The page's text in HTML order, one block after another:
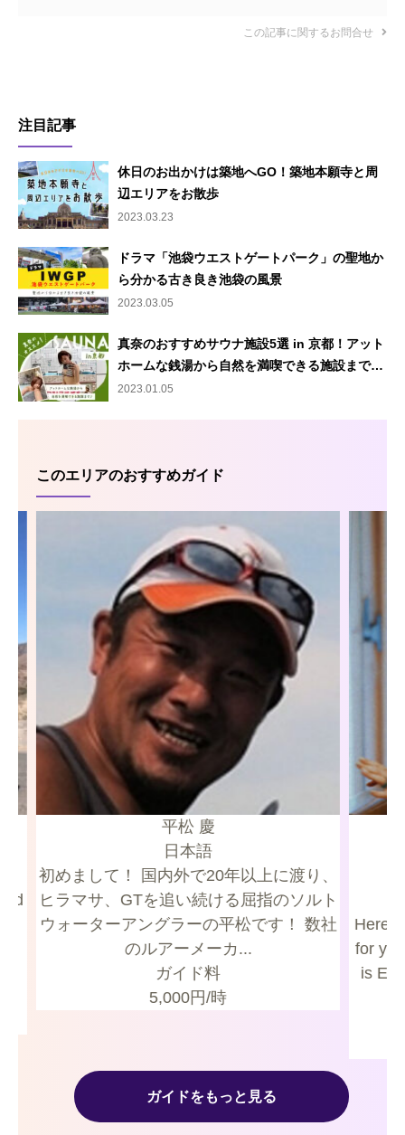
この記事に関するお問合せ
注目記事
休日のお出かけは築地へGO！築地本願寺と周
辺エリアをお散歩
2023.03.23
ドラマ「池袋ウエストゲートパーク」の聖地か
ら分かる古き良き池袋の風景
2023.03.05
真奈のおすすめサウナ施設5選 in 京都！アット
ホームな銭湯から自然を満喫できる施設まで…
2023.01.05
このエリアのおすすめガイド
平松 慶
日本語
初めまして！ 国内外で20年以上に渡り、
ヒラマサ、GTを追い続ける屈指のソルト
ウォーターアングラーの平松です！ 数社
のルアーメーカ...
ガイド料
5,000円/時
for you
is
ガイドをもっと見る